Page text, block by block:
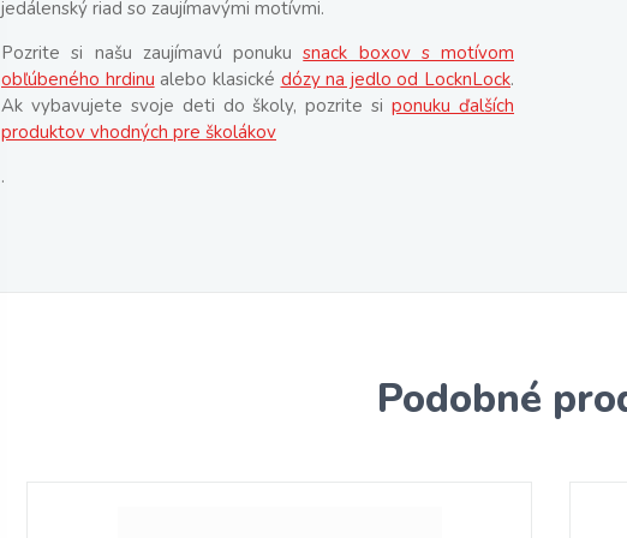
jedálenský riad so zaujímavými motívmi.
Pozrite si našu zaujímavú ponukusnack boxov s motívom
obľúbeného hrdinu alebo klasické dózy na jedlo od LocknLock.
Ak vybavujete svoje deti do školy, pozrite siponuku ďalších
produktov vhodných pre školákov
.
Podobné